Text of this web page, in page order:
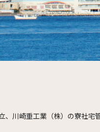
、川崎重工業（株）の寮社宅